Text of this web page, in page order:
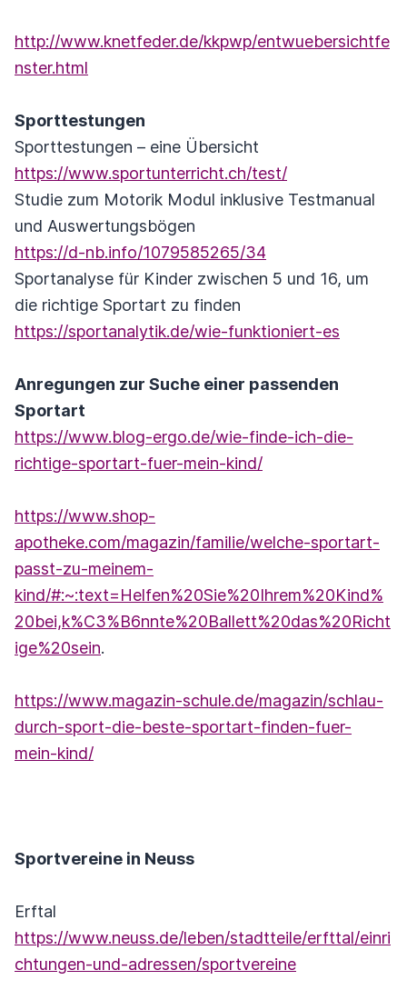
http://www.knetfeder.de/kkpwp/entwuebersichtfe
nster.html
Sporttestungen
Sporttestungen – eine Übersicht
https://www.sportunterricht.ch/test/
Studie zum Motorik Modul inklusive Testmanual
und Auswertungsbögen
https://d-nb.info/1079585265/34
Sportanalyse für Kinder zwischen 5 und 16, um
die richtige Sportart zu finden
https://sportanalytik.de/wie-funktioniert-es
Anregungen zur Suche einer passenden
Sportart
https://www.blog-ergo.de/wie-finde-ich-die-
richtige-sportart-fuer-mein-kind/
https://www.shop-
apotheke.com/magazin/familie/welche-sportart-
passt-zu-meinem-
kind/#:~:text=Helfen%20Sie%20Ihrem%20Kind%
20bei,k%C3%B6nnte%20Ballett%20das%20Richt
ige%20sein.
https://www.magazin-schule.de/magazin/schlau-
durch-sport-die-beste-sportart-finden-fuer-
mein-kind/
Sportvereine in Neuss
Erftal
https://www.neuss.de/leben/stadtteile/erfttal/einri
chtungen-und-adressen/sportvereine